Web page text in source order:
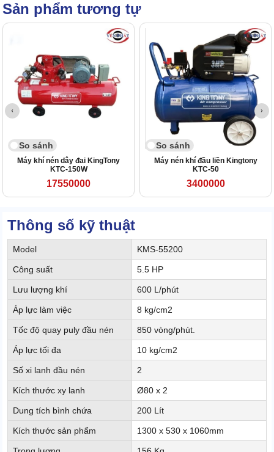
Sản phẩm tương tự
So sánh
Máy khí nén dây đai KingTony
KTC-150W
17550000
So sánh
Máy nén khí đầu liền Kingtony
KTC-50
3400000
Thông số kỹ thuật
Model KMS-55200
Công suất 5.5 HP
Lưu lượng khí 600 L/phút
Áp lực làm việc 8 kg/cm2
Tốc độ quay puly đầu nén 850 vòng/phút.
Áp lực tối đa 10 kg/cm2
Số xi lanh đầu nén 2
Kích thước xy lanh Ø80 x 2
Dung tích bình chứa 200 Lít
Kích thước sản phẩm 1300 x 530 x 1060mm